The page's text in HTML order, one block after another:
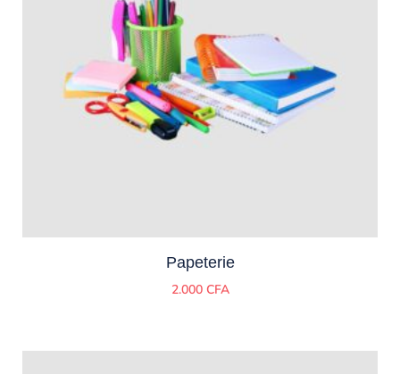
Papeterie
2.000 CFA